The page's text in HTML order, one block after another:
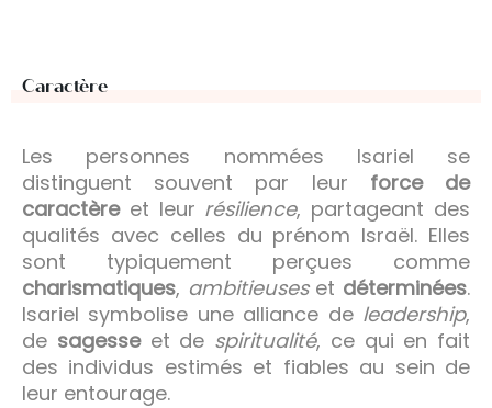
Caractère
Les personnes nommées Isariel se
distinguent souvent par leur force de
caractèreet leur résilience, partageant des
qualités avec celles du prénom Israël. Elles
sont typiquement perçues comme
charismatiques, ambitieuseset déterminées.
Isariel symbolise une alliance de leadership,
de sagesseet de spiritualité, ce qui en fait
des individus estimés et fiables au sein de
leur entourage.